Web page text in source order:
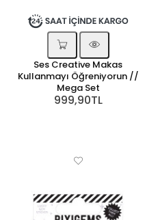
Ses Creative Makas
Kullanmayı Öğreniyorun //
Mega Set
999,90TL